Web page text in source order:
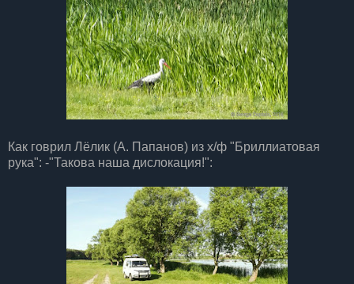
Как говрил Лёлик (А. Папанов) из х/ф "Бриллиатовая
рука": -"Такова наша дислокация!":